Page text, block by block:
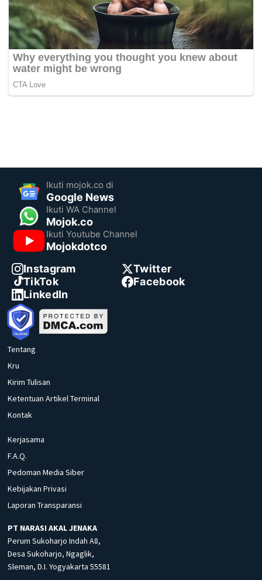
Ikuti mojok.co di
Google News
Ikuti WA Channel
Mojok.co
Ikuti Youtube Channel
Mojokdotco
Instagram
Twitter
TikTok
Facebook
LinkedIn
Tentang
Kru
Kirim Tulisan
Ketentuan Artikel Terminal
Kontak
Kerjasama
F.A.Q.
Pedoman Media Siber
Kebijakan Privasi
Laporan Transparansi
PT NARASI AKAL JENAKA
Perum Sukoharjo Indah A8,
Desa Sukoharjo, Ngaglik,
Sleman, D.I. Yogyakarta 55581